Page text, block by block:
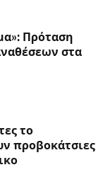
Πρόταση
στα
το
προβοκάτσιες